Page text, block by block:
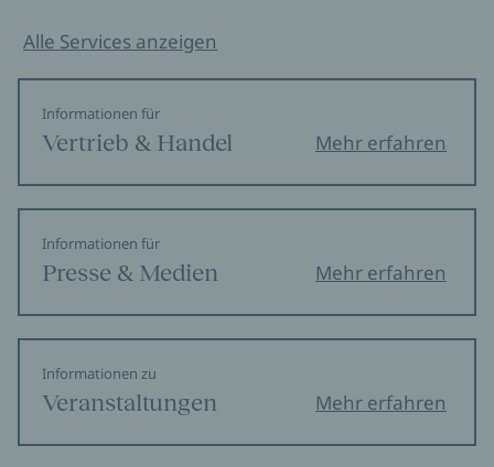
Alle Services anzeigen
Informationen für
Vertrieb & Handel Mehr erfahren
Informationen für
Presse & Medien Mehr erfahren
Informationen zu
Veranstaltungen Mehr erfahren